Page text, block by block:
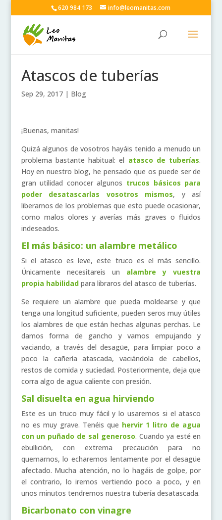
620 984 173 info@leomanitas.com
Atascos de tuberías
Sep 29, 2017| Blog
¡Buenas, manitas!
Quizá algunos de vosotros hayáis tenido a menudo un
problema bastante habitual: el atasco de tuberías.
Hoy en nuestro blog, he pensado que os puede ser de
gran utilidad conocer algunos trucos básicos para
poder desatascarlas vosotros mismos, y así
liberarnos de los problemas que esto puede ocasionar,
como malos olores y averías más graves o fluidos
indeseados.
El más básico: un alambre metálico
Si el atasco es leve, este truco es el más sencillo.
Únicamente necesitareis un alambre y vuestra
propia habilidadpara libraros del atasco de tuberías.
Se requiere un alambre que pueda moldearse y que
tenga una longitud suficiente, pueden seros muy útiles
los alambres de que están hechas algunas perchas. Le
damos forma de gancho y vamos empujando y
vaciando, a través del desagüe, para limpiar poco a
poco la cañería atascada, vaciándola de cabellos,
restos de comida y suciedad. Posteriormente, deja que
corra algo de agua caliente con presión.
Sal disuelta en agua hirviendo
Este es un truco muy fácil y lo usaremos si el atasco
no es muy grave. Tenéis que hervir 1 litro de agua
con un puñado de sal generoso. Cuando ya esté en
ebullición, con extrema precaución para no
quemarnos, lo echaremos lentamente por el desagüe
afectado. Mucha atención, no lo hagáis de golpe, por
el contrario, lo iremos vertiendo poco a poco, y en
unos minutos tendremos nuestra tubería desatascada.
Bicarbonato con vinagre